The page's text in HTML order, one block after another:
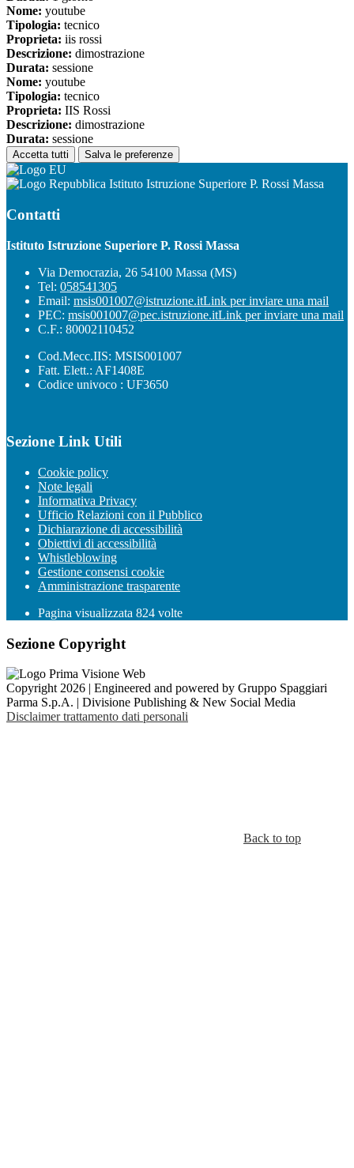
Nome: youtube
Tipologia: tecnico
Proprieta: iis rossi
Descrizione: dimostrazione
Durata: sessione
Nome: youtube
Tipologia: tecnico
Proprieta: IIS Rossi
Descrizione: dimostrazione
Durata: sessione
Accetta tutti Salva le preferenze
Istituto Istruzione Superiore P. Rossi Massa
Contatti
Istituto Istruzione Superiore P. Rossi Massa
Via Democrazia, 26 54100 Massa (MS)
Tel: 058541305
Email: msis001007@istruzione.itLink per inviare una mail
PEC: msis001007@pec.istruzione.itLink per inviare una mail
C.F.: 80002110452
Cod.Mecc.IIS: MSIS001007
Fatt. Elett.: AF1408E
Codice univoco : UF3650
Sezione Link Utili
Cookie policy
Note legali
Informativa Privacy
Ufficio Relazioni con il Pubblico
Dichiarazione di accessibilità
Obiettivi di accessibilità
Whistleblowing
Gestione consensi cookie
Amministrazione trasparente
Pagina visualizzata 824 volte
Sezione Copyright
Copyright 2026 | Engineered and powered by Gruppo Spaggiari
Parma S.p.A. | Divisione Publishing & New Social Media
Disclaimer trattamento dati personali
Back to top